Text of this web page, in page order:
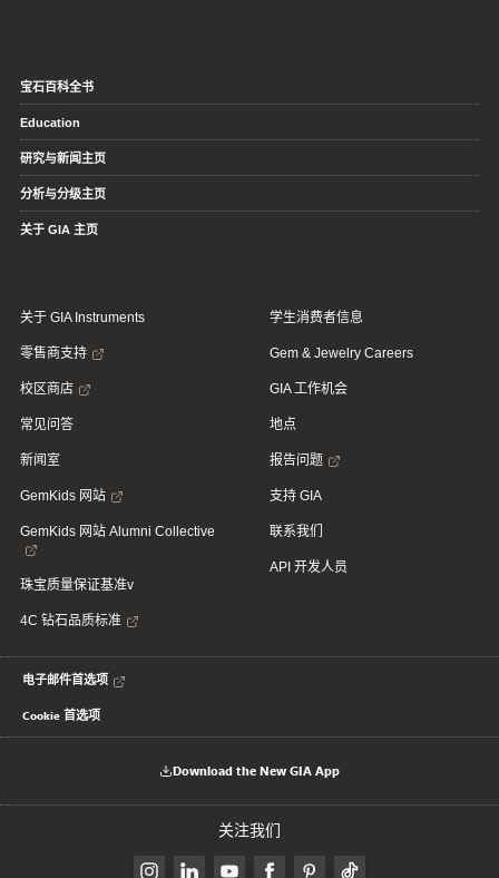
宝石百科全书
Education
研究与新闻主页
分析与分级主页
关于 GIA 主页
关于 GIA Instruments
零售商支持
校区商店
常见问答
新闻室
GemKids 网站
GemKids 网站 Alumni Collective
珠宝质量保证基准v
4C 钻石品质标准
学生消费者信息
Gem & Jewelry Careers
GIA 工作机会
地点
报告问题
支持 GIA
联系我们
API 开发人员
电子邮件首选项
Cookie 首选项
Download the New GIA App
关注我们